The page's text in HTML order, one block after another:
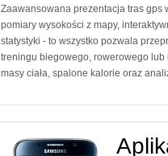
Zaawansowana prezentacja tras gps
pomiary wysokości z mapy,
statystyki - to wszystko pozwala
treningu biegowego, rowerowego
masy ciała, spalone kalorie oraz